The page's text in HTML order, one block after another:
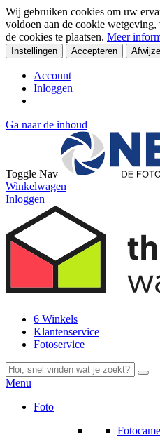
Wij gebruiken cookies om uw
voldoen aan de cookie
de cookies te plaatsen. Meer
Instellingen Accepteren
Account
Inloggen
Ga naar de inhoud
Toggle Nav
Winkelwagen
Inloggen
6 Winkels
Klantenservice
Fotoservice
Menu
Foto